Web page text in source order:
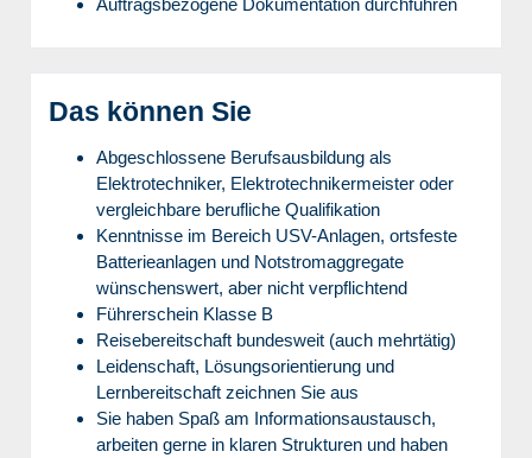
Auftragsbezogene Dokumentation durchführen
Das können Sie
Abgeschlossene Berufsausbildung als
Elektrotechniker, Elektrotechnikermeister oder
vergleichbare berufliche Qualifikation
Kenntnisse im Bereich USV-Anlagen, ortsfeste
Batterieanlagen und Notstromaggregate
wünschenswert, aber nicht verpflichtend
Führerschein Klasse B
Reisebereitschaft bundesweit (auch mehrtätig)
Leidenschaft, Lösungsorientierung und
Lernbereitschaft zeichnen Sie aus
Sie haben Spaß am Informationsaustausch,
arbeiten gerne in klaren Strukturen und haben